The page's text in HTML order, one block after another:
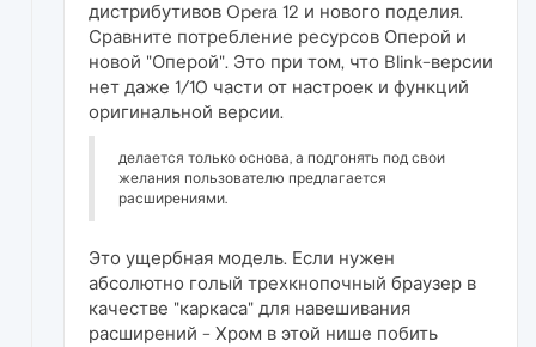
дистрибутивов Opera 12 и нового поделия.
Сравните потребление ресурсов Оперой и
новой "Оперой". Это при том, что Blink-версии
нет даже 1/10 части от настроек и функций
оригинальной версии.
делается только основа, а подгонять под свои
желания пользователю предлагается
расширениями.
Это ущербная модель. Если нужен
абсолютно голый трехкнопочный браузер в
качестве "каркаса" для навешивания
расширений - Хром в этой нише побить